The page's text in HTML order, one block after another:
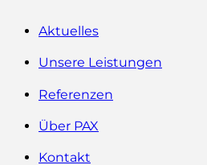
Aktuelles
Unsere Leistungen
Referenzen
Über PAX
Kontakt